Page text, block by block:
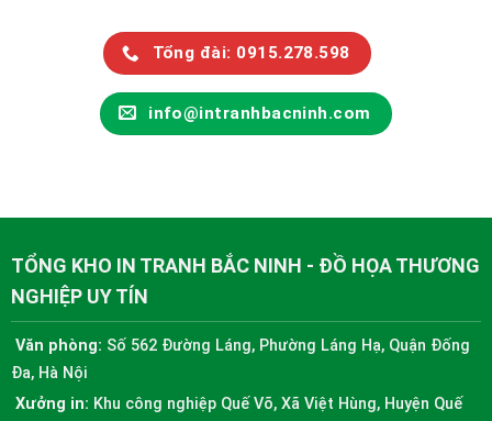
Tổng đài: 0915.278.598
info@intranhbacninh.com
TỔNG KHO IN TRANH BẮC NINH - ĐỒ HỌA THƯƠNG
NGHIỆP UY TÍN
Văn phòng: Số 562 Đường Láng, Phường Láng Hạ, Quận Đống
Đa, Hà Nội
Xưởng in: Khu công nghiệp Quế Võ, Xã Việt Hùng, Huyện Quế